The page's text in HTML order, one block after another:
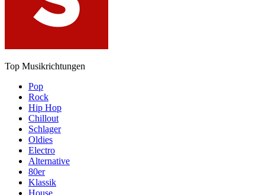
Top Musikrichtungen
Pop
Rock
Hip Hop
Chillout
Schlager
Oldies
Electro
Alternative
80er
Klassik